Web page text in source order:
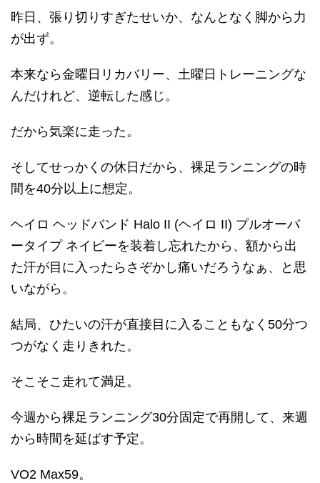
昨日、張り切りすぎたせいか、なんとなく脚から力
が出ず。
本来なら金曜日リカバリー、土曜日トレーニングな
んだけれど、逆転した感じ。
だから気楽に走った。
そしてせっかくの休日だから、裸足ランニングの時
間を40分以上に想定。
ヘイロ ヘッドバンド Halo II (ヘイロ II) プルオーバ
ータイプ ネイビーを装着し忘れたから、額から出
た汗が目に入ったらさぞかし痛いだろうなぁ、と思
いながら。
結局、ひたいの汗が直接目に入ることもなく50分つ
つがなく走りきれた。
そこそこ走れて満足。
今週から裸足ランニング30分固定で再開して、来週
から時間を延ばす予定。
VO2 Max59。